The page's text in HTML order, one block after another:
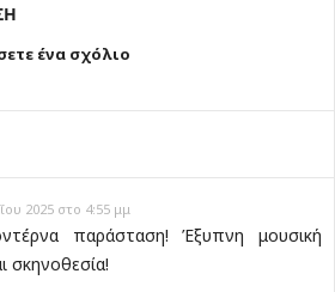
2025 στο 4:55 μμ
παράσταση! Έξυπνη μουσική
σκηνοθεσία!
ένα σχόλιο